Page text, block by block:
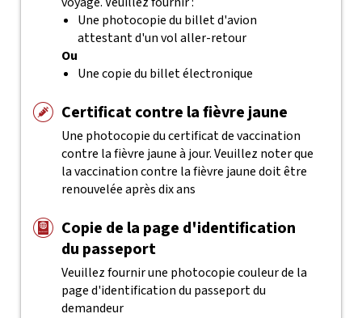
Une photocopie du billet d'avion
attestant d'un vol aller-retour
Ou
Une copie du billet électronique
Certificat contre la fièvre jaune
Une photocopie du certificat de vaccination
contre la fièvre jaune à jour. Veuillez noter que
la vaccination contre la fièvre jaune doit être
renouvelée après dix ans
Copie de la page d'identification
du passeport
Veuillez fournir une photocopie couleur de la
page d'identification du passeport du
demandeur